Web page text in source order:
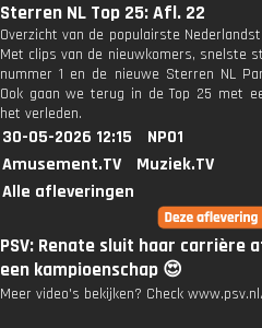
Sterren NL Top 25: Afl. 22
Overzicht van de populairste
Met clips van de nieuwkomers, snelste
nummer 1 en de nieuwe Sterren NL
Ook gaan we terug in de Top 25 met
het verleden.
30-05-2026 12:15
NPO1
Amusement.TV
Muziek.TV
Alle afleveringen
PSV: Renate sluit haar carrière
een kampioenschap 😍
Meer video's bekijken? Check